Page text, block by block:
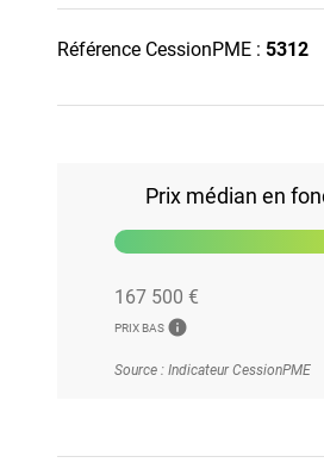
Référence CessionPME : 5312
Prix médian en
167 500 €
PRIX BAS info
Source : Indicateur CessionPME